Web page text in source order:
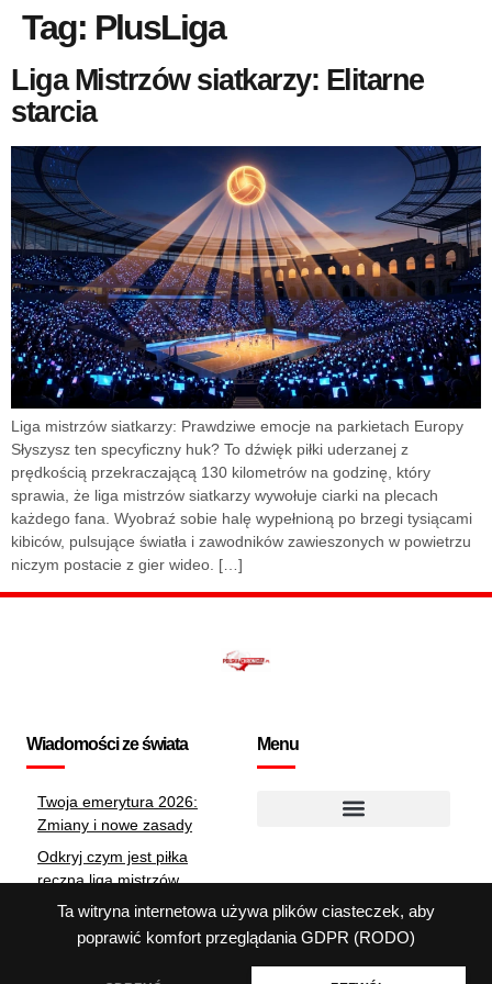
Ta witryna internetowa używa plików ciasteczek, aby
poprawić komfort przeglądania GDPR (RODO)
Tag: PlusLiga
Liga Mistrzów siatkarzy: Elitarne
starcia
Liga mistrzów siatkarzy: Prawdziwe emocje na parkietach Europy
Słyszysz ten specyficzny huk? To dźwięk piłki uderzanej z
prędkością przekraczającą 130 kilometrów na godzinę, który
sprawia, że liga mistrzów siatkarzy wywołuje ciarki na plecach
każdego fana. Wyobraź sobie halę wypełnioną po brzegi tysiącami
kibiców, pulsujące światła i zawodników zawieszonych w powietrzu
niczym postacie z gier wideo. […]
Wiadomości ze świata
Twoja emerytura 2026:
Zmiany i nowe zasady
Odkryj czym jest piłka
ręczna liga mistrzów
Gdzie znaleźć
identyfikator
Menu